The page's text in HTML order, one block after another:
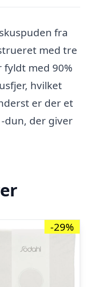
fra
med tre
med 90%
hvilket
er der et
dun, der giver
-29%